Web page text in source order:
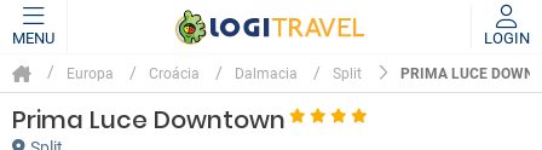
MENU LOGIN
Europa Croácia Dalmacia Split PRIMA LUCE
Prima Luce Downtown